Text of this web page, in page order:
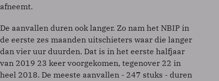
afneemt.
De aanvallen duren ook langer. Zo nam het NBIP in
de eerste zes maanden uitschieters waar die langer
dan vier uur duurden. Dat is in het eerste halfjaar
van 2019 23 keer voorgekomen, tegenover 22 in
heel 2018. De meeste aanvallen - 247 stuks - duren